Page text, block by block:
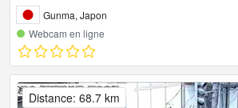
Gunma, Japon
Webcam en ligne
Distance: 68.7 km